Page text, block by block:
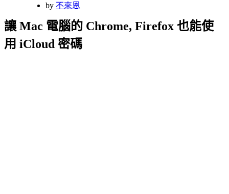
by 不來恩
讓 Mac 電腦的 Chrome, Firefox 也能使
用 iCloud 密碼